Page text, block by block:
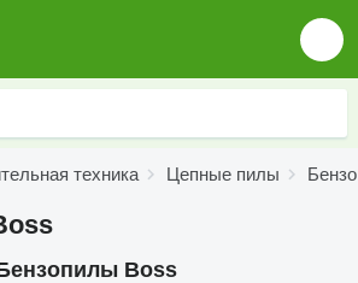
техника Цепные пилы
Boss